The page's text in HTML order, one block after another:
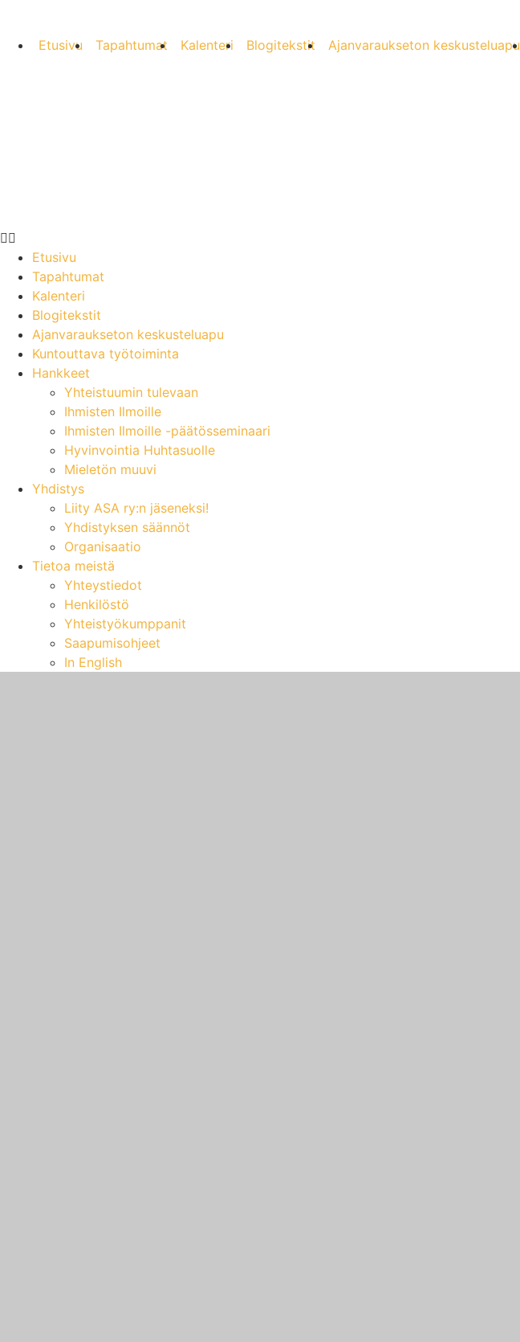
Etusivu Tapahtumat Kalenteri Blogitekstit Ajanvaraukseton keskusteluapu
Etusivu
Tapahtumat
Kalenteri
Blogitekstit
Ajanvaraukseton keskusteluapu
Kuntouttava työtoiminta
Hankkeet
Yhteistuumin tulevaan
Ihmisten Ilmoille
Ihmisten Ilmoille -päätösseminaari
Hyvinvointia Huhtasuolle
Mieletön muuvi
Yhdistys
Liity ASA ry:n jäseneksi!
Yhdistyksen säännöt
Organisaatio
Tietoa meistä
Yhteystiedot
Henkilöstö
Yhteistyökumppanit
Saapumisohjeet
In English